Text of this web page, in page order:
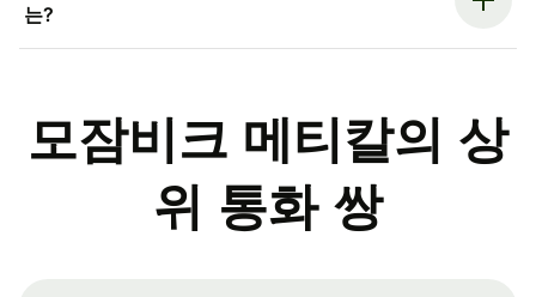
는?
모잠비크 메티칼의 상
위 통화 쌍